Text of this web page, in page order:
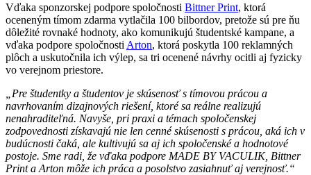
Vďaka sponzorskej podpore spoločnosti Bittner Print, ktorá
oceneným tímom zdarma vytlačila 100 bilbordov, pretože sú pre ňu
dôležité rovnaké hodnoty, ako komunikujú študentské kampane, a
vďaka podpore spoločnosti Arton, ktorá poskytla 100 reklamných
plôch a uskutočnila ich výlep, sa tri ocenené návrhy ocitli aj fyzicky
vo verejnom priestore.
„Pre študentky a študentov je skúsenosť s tímovou prácou a
navrhovaním dizajnových riešení, ktoré sa reálne realizujú
nenahraditeľná. Navyše, pri praxi a témach spoločenskej
zodpovednosti získavajú nie len cenné skúsenosti s prácou, aká ich v
budúcnosti čaká, ale kultivujú sa aj ich spoločenské a hodnotové
postoje. Sme radi, že vďaka podpore MADE BY VACULIK, Bittner
Print a Arton môže ich práca a posolstvo zasiahnuť aj verejnosť.“